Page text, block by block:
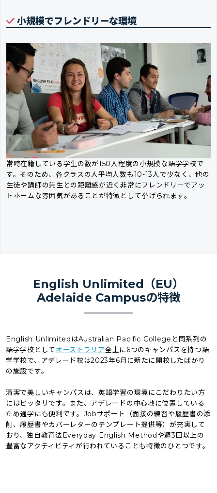
小規模でフレンドリーな環境
常時在籍している学生の数が150人程度の小規模な語学学校で
す。そのため、各クラスの人平均人数も10-13人で少なく、他の
生徒や講師の先生との距離感が近く非常にフレンドリーでアッ
トホームな雰囲気があることが特徴として挙げられます。
English Unlimited（EU）
Adelaide Campusの特徴
English UnlimitedはAustralian Pacific Collegeと同系列の
語学学校として オーストラリア全土に6つのキャンパスを持つ語
学学校で、アデレード校は2023年6月に新たに開校したばかり
の施設です。
清潔で美しいキャンパスは、英語学習の環境にこだわりたい方
にはピッタリです。また、アデレードの中心地に位置している
ため通学にも便利です。Jobサポート（面接の練習や履歴書の添
削、履歴書やカバーレターのテンプレート提供等）が充実して
おり、独自教育法Everyday English Methodや週3回以上の
豊富なアクティビティが行われていることも特徴のひとつです。